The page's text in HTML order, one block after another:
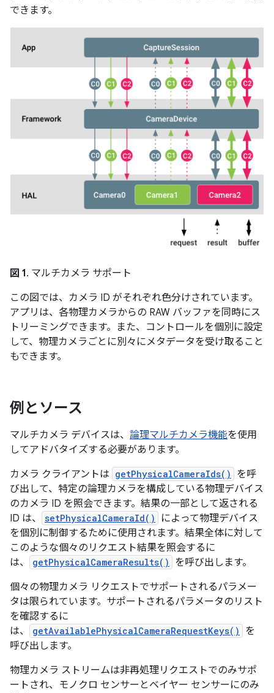
できます。
図 1. マルチカメラ サポート
この図では、カメラ ID がそれぞれ色分けされています。
アプリは、各物理カメラからの RAW バッファを同時にス
トリーミングできます。また、コントロールを個別に設定
して、物理カメラごとに別々にメタデータを受け取ること
もできます。
例とソース
マルチカメラ デバイスは、 論理マルチカメラ機能を使用
してアドバタイズする必要があります。
カメラ クライアントは getPhysicalCameraIds()
を呼
び出して、特定の論理カメラを構成している物理デバイス
のカメラ ID を照会できます。結果の一部として返される
ID は、
setPhysicalCameraId()
によって物理デバイス
を個別に制御するために使用されます。結果全体に対して
このような個々のリクエスト結果を照会するに
は、
getPhysicalCameraResults()
を呼び出します。
個々の物理カメラ リクエストでサポートされるパラメー
タは限られています。サポートされるパラメータのリスト
を確認するに
は、
getAvailablePhysicalCameraRequestKeys()
を
呼び出します。
物理カメラ ストリームは非再処理リクエストでのみサポ
ートされ、モノクロ センサーとベイヤー センサーにのみ